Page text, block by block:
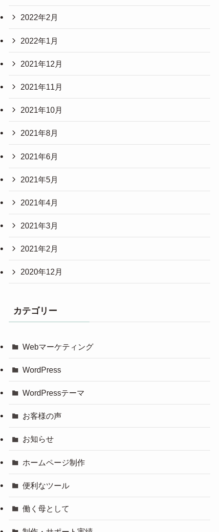
2022年2月
2022年1月
2021年12月
2021年11月
2021年10月
2021年8月
2021年6月
2021年5月
2021年4月
2021年3月
2021年2月
2020年12月
カテゴリー
Webマーケティング
WordPress
WordPressテーマ
お客様の声
お知らせ
ホームページ制作
便利なツール
働く母として